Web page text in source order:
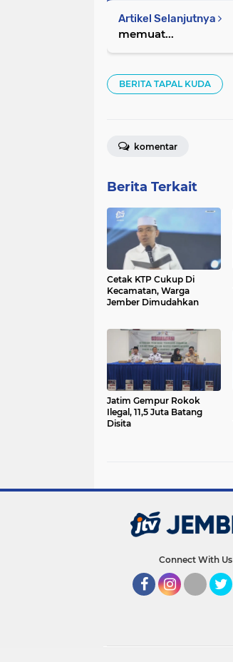
Artikel Selanjutnya
memuat...
BERITA TAPAL KUDA
komentar
Berita Terkait
Cetak KTP Cukup Di
Kecamatan, Warga
Jember Dimudahkan
Jatim Gempur Rokok
Ilegal, 11,5 Juta Batang
Disita
Connect With Us